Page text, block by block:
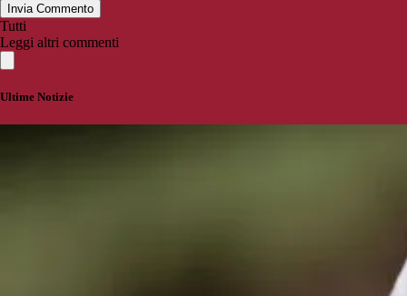
Invia Commento
Tutti
Leggi altri commenti
Ultime Notizie